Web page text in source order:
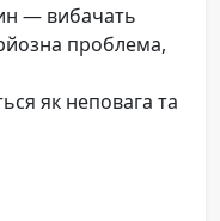
— вибачать
проблема,
як неповага та